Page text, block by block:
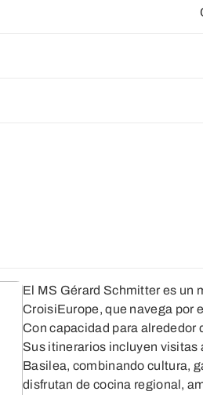
El MS Gérard Schmitter es un
CroisiEurope, que navega por
Con capacidad para alrededor
Sus itinerarios incluyen visitas
Basilea, combinando cultura,
disfrutan de cocina regional,